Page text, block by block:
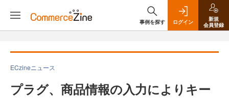
事例を探す ログイン
新規
会員登録
ECzineニュース
プラグ、商品情報の入力によりキー